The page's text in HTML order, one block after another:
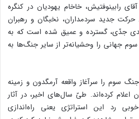
میلادی، آقای رابینوفتیش، خاخام یهودیان در کنگره
جدید سردمداران، نخبگان و رهبران
جدّی، گسترده و عمیق شده است که به
جهانی را وحشیانه‌تر از سایر جنگ‌ها به
جنگ سوم را سرآغاز واقعه آرمگدون و زمینه
کرده‌اند. طیّ سال‌های اخیر، در آثار
رد این استراتژی یعنی راه‌اندازی